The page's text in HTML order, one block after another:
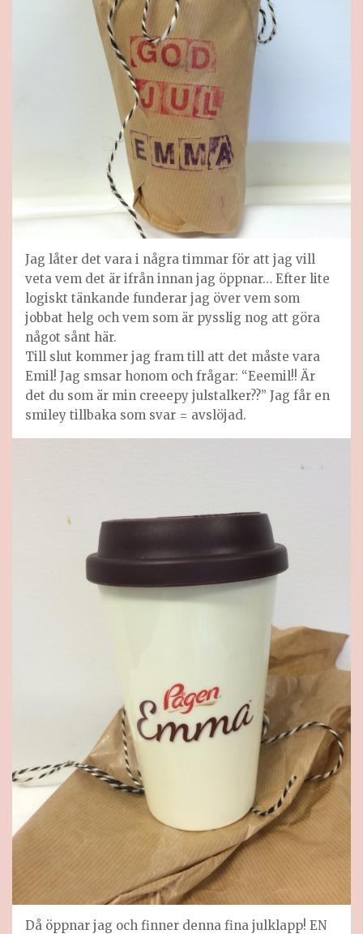
Jag låter det vara i några timmar för att jag vill
veta vem det är ifrån innan jag öppnar… Efter lite
logiskt tänkande funderar jag över vem som
jobbat helg och vem som är pysslig nog att göra
något sånt här.
Till slut kommer jag fram till att det måste vara
Emil! Jag smsar honom och frågar: “Eeemil!! Är
det du som är min creeepy julstalker??” Jag får en
smiley tillbaka som svar = avslöjad.
Då öppnar jag och finner denna fina julklapp! EN